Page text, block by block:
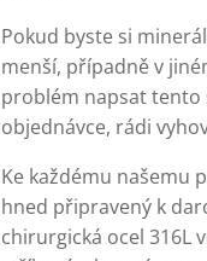
Pokud byste si
menší, případně v
problém napsat tento
objednávce, rádi
Ke každému našemu
hned připravený k
chirurgická ocel 316L